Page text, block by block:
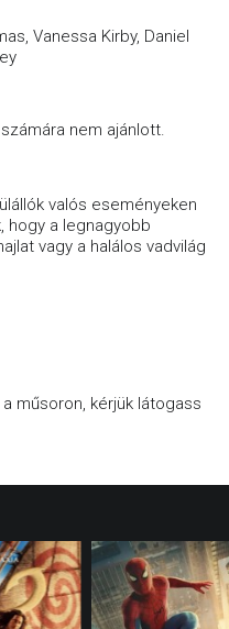
Vanessa Kirby, Daniel
nem ajánlott.
valós eseményeken
hogy a legnagyobb
vagy a halálos vadvilág
műsoron, kérjük látogass